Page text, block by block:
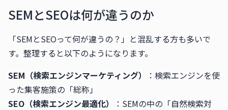
SEMとSEOは何が違うのか
「SEMとSEOって何が違うの？」と混乱する方も多いで
す。整理すると以下のようになります。
SEM（検索エンジンマーケティング）
：検索エンジンを使
った集客施策の「総称」
SEO（検索エンジン最適化）
：SEMの中の「自然検索対